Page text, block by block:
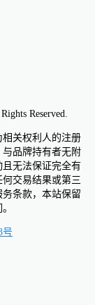
Reserved.
关权利人的注册
品牌持有者无附
无法保证完全有
交易结果或第三
条款，本站保留
号